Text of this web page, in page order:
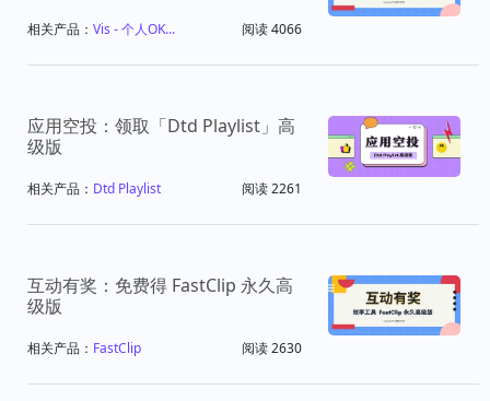
相关产品： Vis - 个人OK... 阅读 4066
应用空投：领取「Dtd Playlist」高
级版
相关产品： Dtd Playlist 阅读 2261
互动有奖：免费得 FastClip 永久高
级版
相关产品： FastClip 阅读 2630